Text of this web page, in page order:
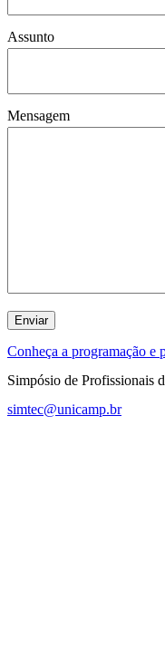
Assunto
Mensagem
Conheça a programação e
Simpósio de Profissionais
simtec@unicamp.br